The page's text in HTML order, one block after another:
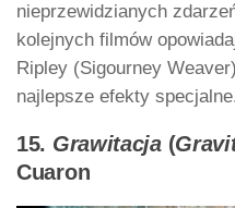
nieprzewidzianych
kolejnych filmów
Ripley (Sigourney
najlepsze efekty
15. Grawitacja(
Cuaron